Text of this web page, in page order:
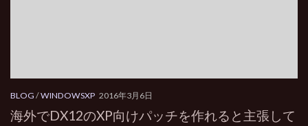
BLOG /WINDOWSXP 2016年3月6日
海外でDX12のXP向けパッチを作れると主張して